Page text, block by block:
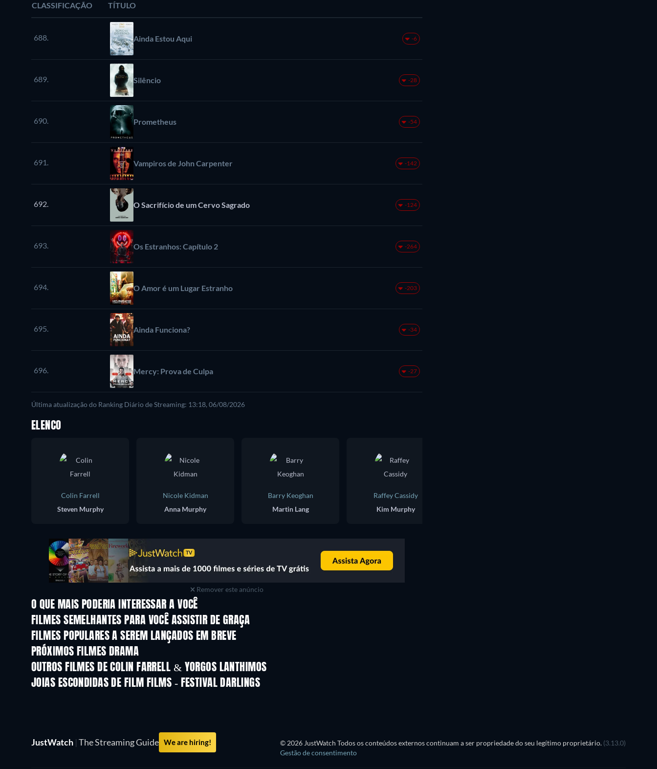
CLASSIFICAÇÃO TÍTULO
688. Ainda Estou Aqui -6
689. Silêncio -28
690. Prometheus -54
691. Vampiros de John Carpenter -142
692. O Sacrifício de um Cervo Sagrado -124
693. Os Estranhos: Capítulo 2 -264
694. O Amor é um Lugar Estranho -203
695. Ainda Funciona? -34
696. Mercy: Prova de Culpa -27
Última atualização do Ranking Diário de Streaming: 13:18, 06/08/2026
ELENCO
Colin Farrell
Steven Murphy
Nicole Kidman
Anna Murphy
Barry Keoghan
Martin Lang
Raffey Cassidy
Kim Murphy
Remover este anúncio
O QUE MAIS PODERIA INTERESSAR A VOCÊ
FILMES SEMELHANTES PARA VOCÊ ASSISTIR DE GRAÇA
FILMES POPULARES A SEREM LANÇADOS EM BREVE
PRÓXIMOS FILMES DRAMA
OUTROS FILMES DE COLIN FARRELL & YORGOS LANTHIMOS
JOIAS ESCONDIDAS DE FILM FILMS - FESTIVAL DARLINGS
JustWatch | The Streaming Guide We are hiring! © 2026 JustWatch Todos os conteúdos externos continuam a ser propriedade do seu legítimo proprietário. (3.13.0)
Gestão de consentimento